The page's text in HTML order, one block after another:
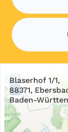
+
−
Blaserhof 1/1,
88371,
Baden-